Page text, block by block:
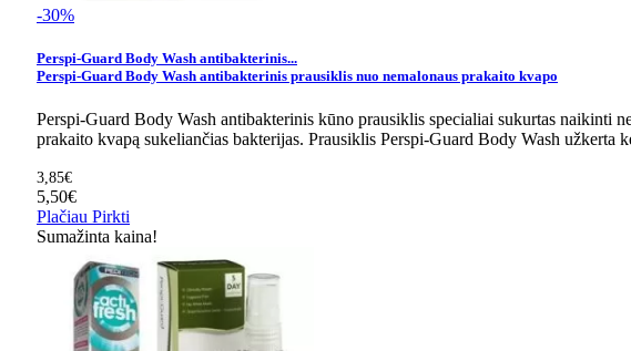
-30%
Perspi-Guard Body Wash antibakterinis...
Perspi-Guard Body Wash antibakterinis prausiklis nuo nemalonaus prakaito kvapo
Perspi-Guard Body Wash antibakterinis kūno prausiklis specialiai sukurtas naikinti
prakaito kvapą sukeliančias bakterijas. Prausiklis Perspi-Guard Body Wash užkerta
3,85€
5,50€
Plačiau Pirkti
Sumažinta kaina!